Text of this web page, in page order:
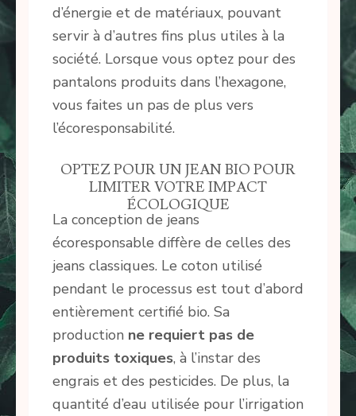
d’énergie et de matériaux, pouvant
servir à d’autres fins plus utiles à la
société. Lorsque vous optez pour des
pantalons produits dans l’hexagone,
vous faites un pas de plus vers
l’écoresponsabilité.
OPTEZ POUR UN JEAN BIO POUR
LIMITER VOTRE IMPACT
ÉCOLOGIQUE
La conception de jeans
écoresponsable diffère de celles des
jeans classiques. Le coton utilisé
pendant le processus est tout d’abord
entièrement certifié bio. Sa
production ne requiert pas de
produits toxiques, à l’instar des
engrais et des pesticides. De plus, la
quantité d’eau utilisée pour l’irrigation